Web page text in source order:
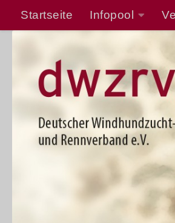
Startseite Infopool